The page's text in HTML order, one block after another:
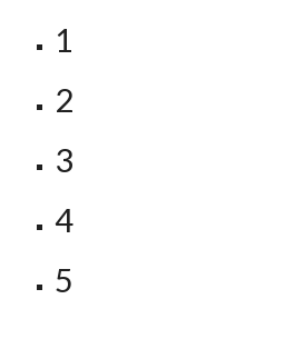
1
2
3
4
5